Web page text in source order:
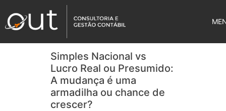
Simples Nacional vs
Lucro Real ou Presumido:
A mudança é uma
armadilha ou chance de
crescer?